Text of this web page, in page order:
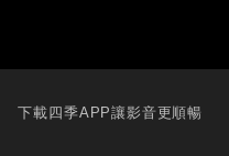
下載四季APP讓影音更順暢